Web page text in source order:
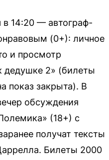
в 14:20 — автограф-
(0+): личное
и просмотр
дедушке 2» (билеты
показ закрыта). В
обсуждения
(18+) с
получат тексты
Билеты 2000